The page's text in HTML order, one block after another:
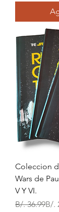
Coleccion
Wars de
V Y VI.
Precio
B/. 36.99
Precio deB/.